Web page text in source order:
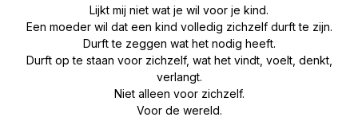
Lijkt mij niet wat je wil voor je kind.
Een moeder wil dat een kind volledig zichzelf durft te zijn.
Durft te zeggen wat het nodig heeft.
Durft op te staan voor zichzelf, wat het vindt, voelt, denkt,
verlangt.
Niet alleen voor zichzelf.
Voor de wereld.